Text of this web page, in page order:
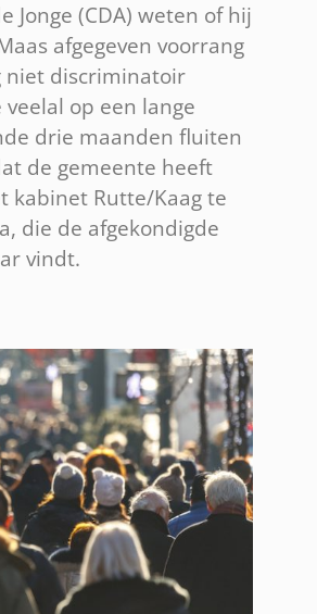
Jonge (CDA) weten of hij
afgegeven voorrang
niet discriminatoir
op een lange
drie maanden fluiten
de gemeente heeft
kabinet Rutte/Kaag te
die de afgekondigde
vindt.